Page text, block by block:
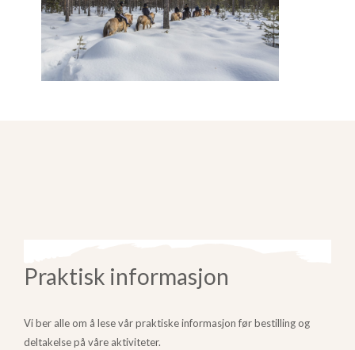
Praktisk informasjon
Vi ber alle om å lese vår praktiske informasjon før bestilling og
deltakelse på våre aktiviteter.